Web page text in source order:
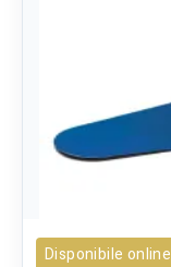
Disponibile online